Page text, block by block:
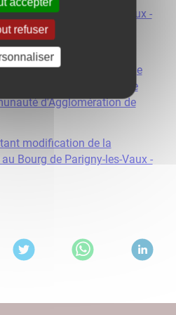
bourg de Parigny-les-Vaux -
interdiction de
des gens du voyage
à cet effet sur le
d'Agglomération de
modification de la
Bourg de Parigny-les-Vaux -
refuser